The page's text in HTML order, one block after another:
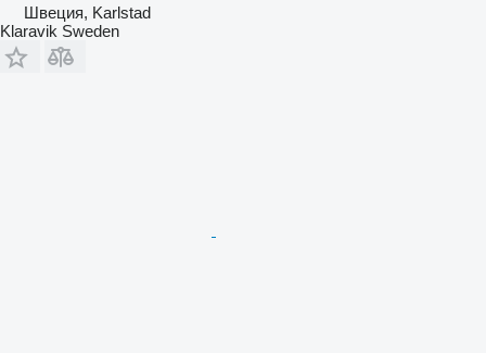
Швеция, Karlstad
Klaravik Sweden